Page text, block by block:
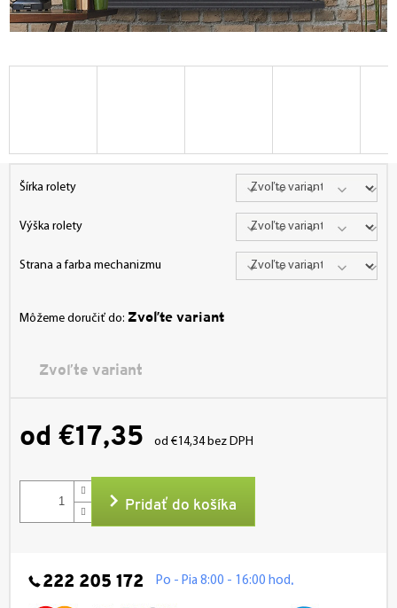
od €17,35 od €14,34bez DPH
cena:
Šírka rolety
Výška rolety
Strana a farba mechanizmu
Môžeme doručiť do: Zvoľte variant
Zvoľte variant
Pridať do košíka
222 205 172 Po - Pia 8:00 - 16:00 hod .